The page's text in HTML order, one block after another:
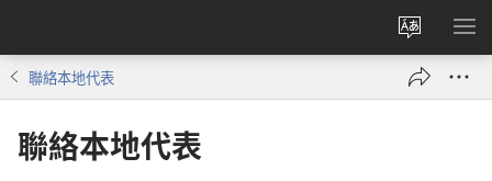
更
改
網
顯
聯絡本地代表
聯絡本地代表